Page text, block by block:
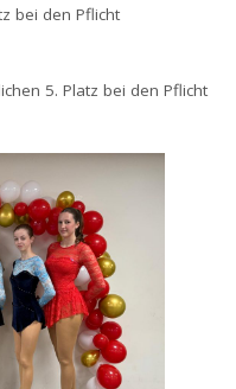
bei den Pflicht
5. Platz bei den Pflicht